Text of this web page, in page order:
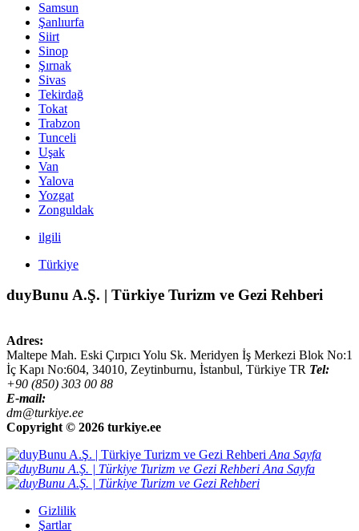
Samsun
Şanlıurfa
Siirt
Sinop
Şırnak
Sivas
Tekirdağ
Tokat
Trabzon
Tunceli
Uşak
Van
Yalova
Yozgat
Zonguldak
ilgili
Türkiye
duyBunu A.Ş. | Türkiye Turizm ve Gezi Rehberi
Adres:
Maltepe Mah. Eski Çırpıcı Yolu Sk. Meridyen İş Merkezi Blok No:1
İç Kapı No:604, 34010, Zeytinburnu, İstanbul, Türkiye TR Tel:
+90 (850) 303 00 88
E-mail:
dm@turkiye.ee
Copyright © 2026 turkiye.ee
Ana Sayfa
Ana Sayfa
Gizlilik
Şartlar